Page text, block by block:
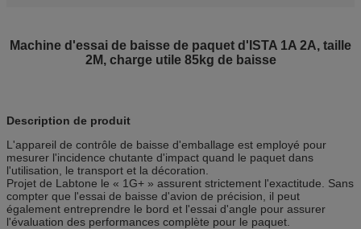
Machine d'essai de baisse de paquet d'ISTA 1A 2A, taille
2M, charge utile 85kg de baisse
Description de produit
L'appareil de contrôle de baisse d'emballage est employé pour
mesurer l'incidence chutante d'impact quand le paquet dans
l'utilisation, le transport et la décoration.
Projet de Labtone le « 1G+ » assurent strictement l'exactitude. Sans
compter que l'essai de baisse d'avion de précision, il peut
également entreprendre le bord et l'essai d'angle pour assurer
l'évaluation des performances complète pour le paquet.